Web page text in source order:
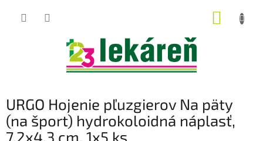
URGO Hojenie pľuzgierov Na päty
(na šport) hydrokoloidná náplasť,
7,2x4,3 cm, 1x5 ks